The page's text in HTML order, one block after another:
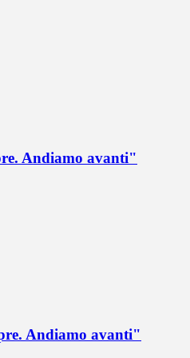
Andiamo avanti"
Andiamo avanti"